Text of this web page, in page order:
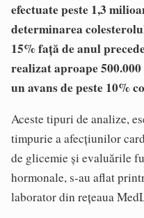
efectuate peste 1,3
determinarea
15% față de anul
realizat aproape
un avans de peste 10%
Aceste tipuri de analize,
timpurie a afecțiunilor
de glicemie și evaluările
hormonale, s-au aflat
laborator din rețeaua